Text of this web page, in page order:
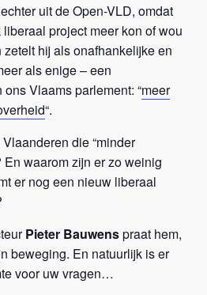
uit de Open-VLD, omdat
project meer kon of wou
hij als onafhankelijke en
als enige – een
Vlaams parlement: “meer
“.
die “minder
waarom zijn er zo weinig
er nog een nieuw liberaal
Pieter Bauwenspraat hem,
beweging. En natuurlijk is er
voor uw vragen…